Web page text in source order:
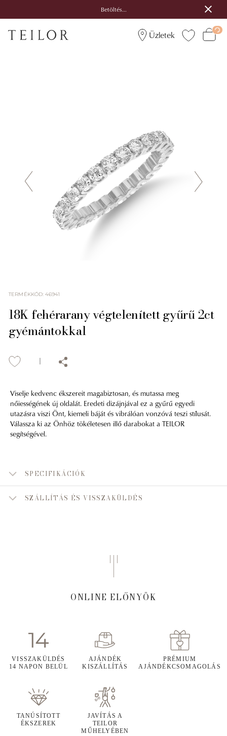
Betöltés...
Üzletek
TERMÉKKÓD:46941
18K fehérarany végtelenített gyűrű 2ct
gyémántokkal
Viselje kedvenc ékszereit magabiztosan, és mutassa meg
nőiességének új oldalát. Eredeti dizájnjával ez a gyűrű egyedi
utazásra viszi Önt, kiemeli báját és vibrálóan vonzóvá teszi stílusát.
Válassza ki az Önhöz tökéletesen illő darabokat a TEILOR
segítségével.
SPECIFIKÁCIÓK
SZÁLLÍTÁS ÉS VISSZAKÜLDÉS
ONLINE ELŐNYÖK
VISSZAKÜLDÉS
14 NAPON BELÜL
AJÁNDÉK
KISZÁLLÍTÁS
PRÉMIUM
AJÁNDÉKCSOMAGOLÁS
TANÚSÍTOTT
ÉKSZEREK
JAVÍTÁS A
TEILOR
MŰHELYÉBEN